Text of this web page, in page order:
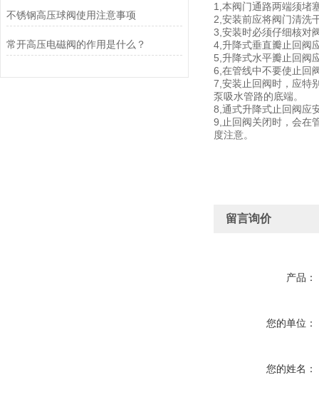
不锈钢高压球阀使用注意事项
常开高压电磁阀的作用是什么？
1,本阀门通路两端须堵
2,安装前应将阀门清洗
3,安装时必须仔细核对
4,升降式垂直瓣止回阀
5,升降式水平瓣止回阀
6,在管线中不要使止回
7,安装止回阀时，应特
泵吸水管路的底端。
8,通式升降式止回阀应
9,止回阀关闭时，会在
度注意。
留言询价
产品：
您的单位：
您的姓名：